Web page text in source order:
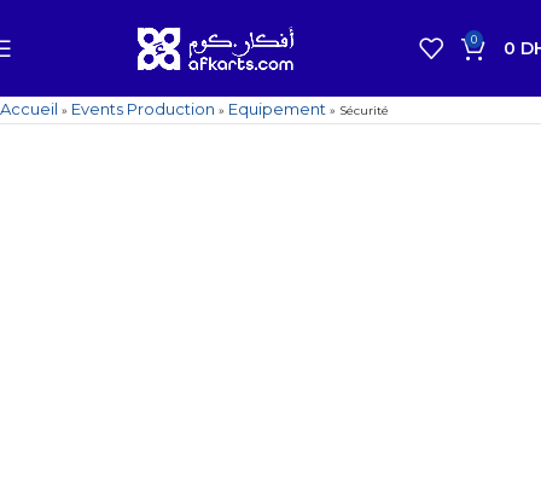
0 0
Accueil » Events Production » Equipement » Sécurité